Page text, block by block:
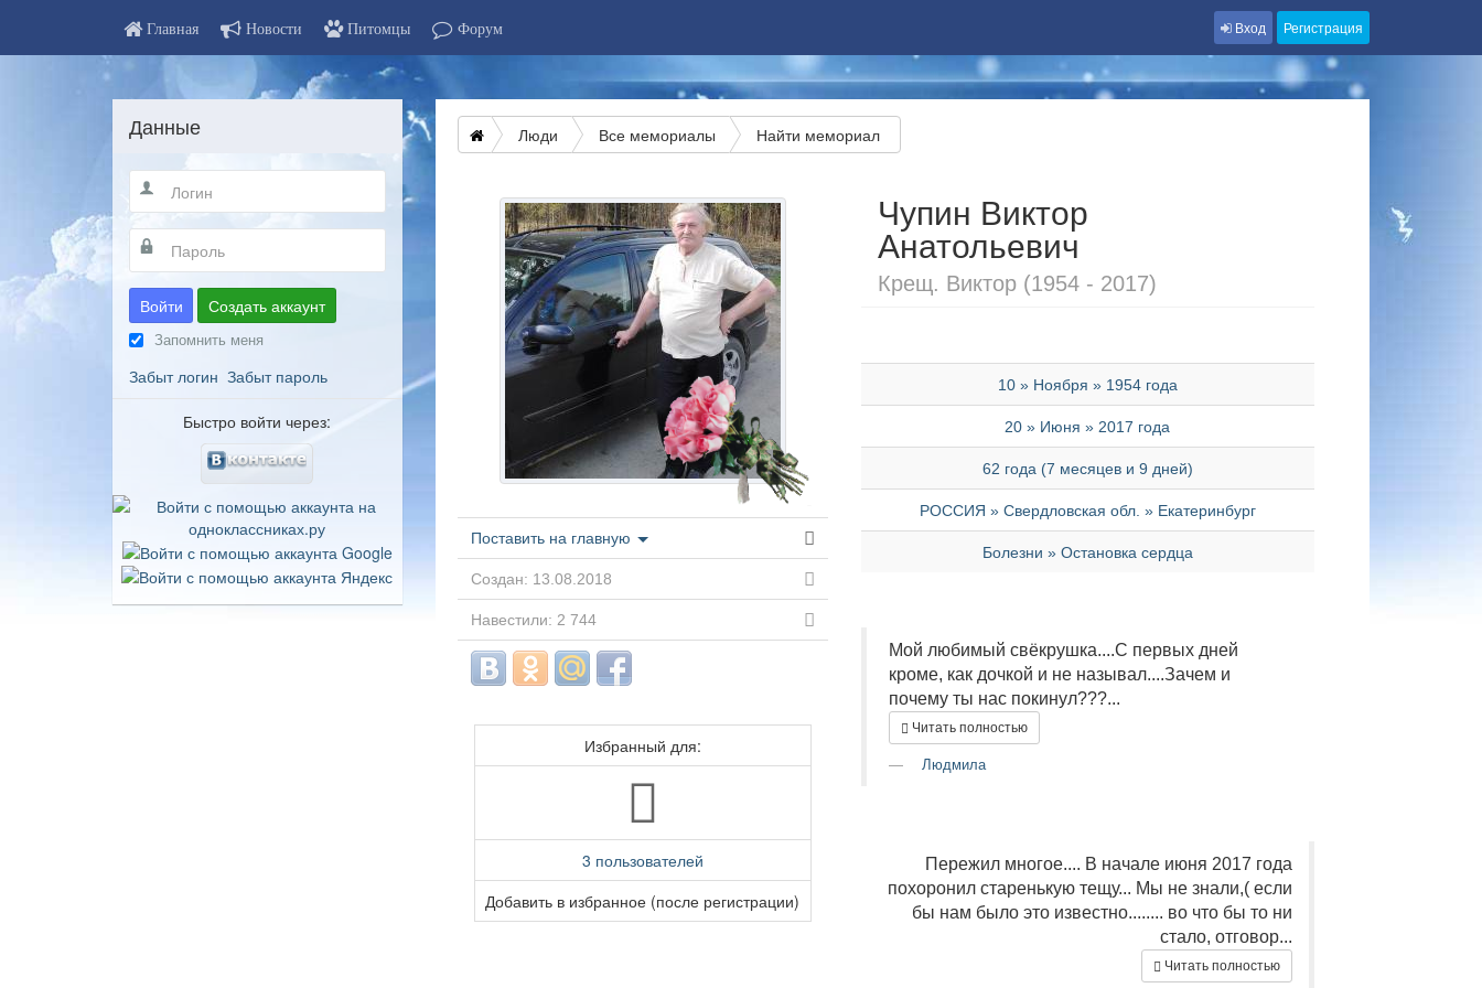
Главная Новости Питомцы Форум Вход Регистрация
Люди Все мемориалы Найти мемориал
Поставить на главную
Создан: 13.08.2018
Навестили: 2 744
Избранный для:
3 пользователей
Добавить в избранное (после регистрации)
Чупин Виктор
Анатольевич
Крещ. Виктор (1954 - 2017)
10 » Ноября » 1954 года
20 » Июня » 2017 года
62 года (7 месяцев и 9 дней)
РОССИЯ » Свердловская обл. » Екатеринбург
Болезни » Остановка сердца
Мой любимый свёкрушка....С первых дней
кроме, как дочкой и не называл....Зачем и
почему ты нас покинул???...
Читать полностью
Людмила
Пережил многое.... В начале июня 2017 года
похоронил старенькую тещу... Мы не знали,( если
бы нам было это известно........ во что бы то ни
стало, отговор...
Читать полностью
Данные
Войти Создать аккаунт
Запомнить меня
Забыт логин Забыт пароль
Быстро войти через: